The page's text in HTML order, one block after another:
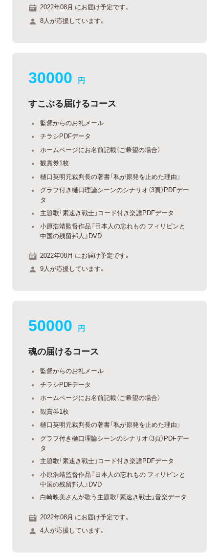
2022年08月 にお届け予定です。
8人が応援しています。
30000 円
すこぶる届けるコース
監督からのお礼メール
チラシPDFデータ
ホームページにお名前記載（ご希望の場合）
観賞券1枚
樋口英明元裁判長の著書「私が原発を止めた理由」
グラフ付き樋口理論シーンのシナリオ（3頁）PDFデー
タ
主題歌「素速き戦士」コード付き楽譜PDFデータ
小原浩靖監督作品『日本人の忘れもの フィリピンと
中国の残留邦人』DVD
2022年08月 にお届け予定です。
9人が応援しています。
50000 円
魂の届けるコース
監督からのお礼メール
チラシPDFデータ
ホームページにお名前記載（ご希望の場合）
観賞券1枚
樋口英明元裁判長の著書「私が原発を止めた理由」
グラフ付き樋口理論シーンのシナリオ（3頁）PDFデー
タ
主題歌「素速き戦士」コード付き楽譜PDFデータ
小原浩靖監督作品『日本人の忘れもの フィリピンと
中国の残留邦人』DVD
白崎映美さんが歌う主題歌「素速き戦士」音楽データ
2022年08月 にお届け予定です。
4人が応援しています。